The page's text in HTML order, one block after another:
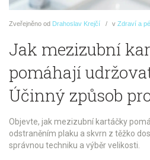
Zveřejněno od Drahoslav Krejčí v Zdraví a
Jak mezizubní
pomáhají
Účinný způsob
Objevte, jak mezizubní kartáčky
odstraněním plaku a skvrn z těžko
správnou techniku a výběr velikosti.